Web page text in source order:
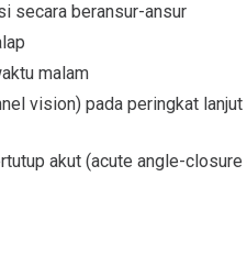
secara beransur-ansur
malam
vision) pada peringkat lanjut
akut (acute angle-